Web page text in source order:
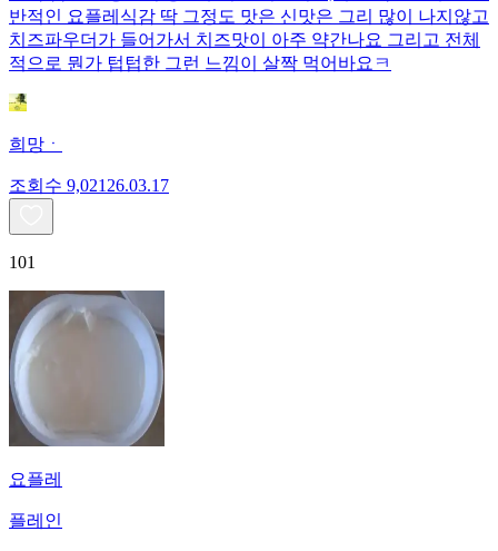
반적인 요플레식감 딱 그정도 맛은 신맛은 그리 많이 나지않고
치즈파우더가 들어가서 치즈맛이 아주 약간나요 그리고 전체
적으로 뭔가 텁텁한 그런 느낌이 살짝 먹어바요ㅋ
희망ㆍ
조회수 9,021 26.03.17
101
요플레
플레인